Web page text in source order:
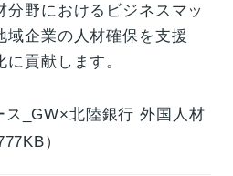
分野におけるビジネスマッ
域企業の人材確保を支援
貢献します。
ス_GW×北陸銀行 外国人材
）